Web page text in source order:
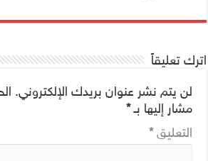
اترك تعليقاً
لن يتم نشر عنوان بريدك الإلكتروني.
مشار إليها بـ*
التعليق*